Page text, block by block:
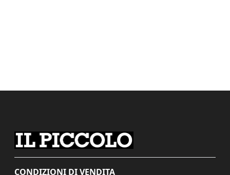
CONDIZIONI DI VENDITA